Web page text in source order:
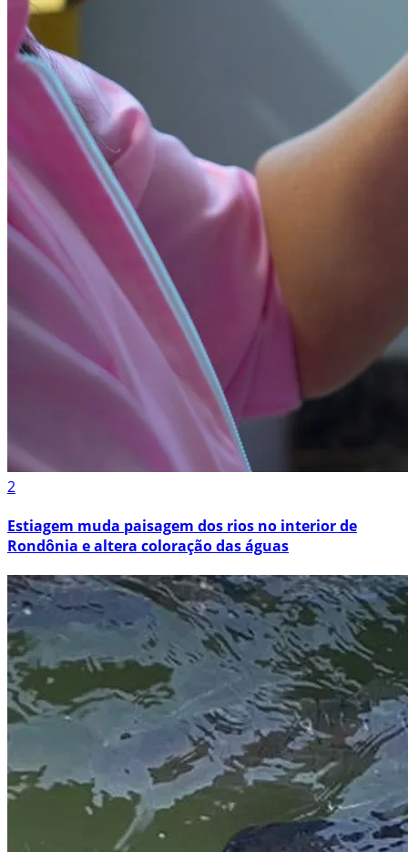
2
Estiagem muda paisagem dos rios no interior de
Rondônia e altera coloração das águas